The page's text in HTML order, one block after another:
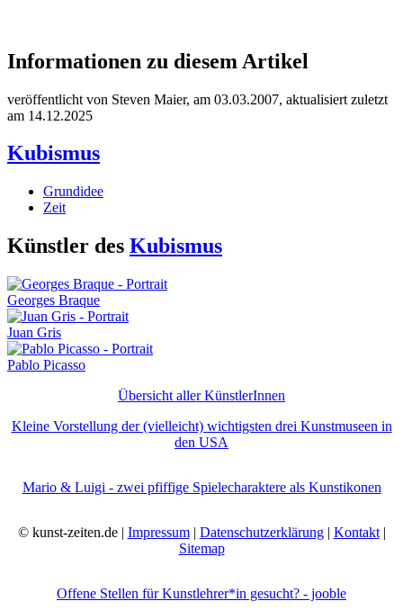
Informationen zu diesem Artikel
veröffentlicht von Steven Maier, am 03.03.2007, aktualisiert zuletzt
am 14.12.2025
Kubismus
Grundidee
Zeit
Künstler des Kubismus
Georges Braque
Juan Gris
Pablo Picasso
Übersicht aller KünstlerInnen
Kleine Vorstellung der (vielleicht) wichtigsten drei Kunstmuseen in
den USA
Mario & Luigi - zwei pfiffige Spielecharaktere als Kunstikonen
© kunst-zeiten.de | Impressum| Datenschutzerklärung| Kontakt|
Sitemap
Offene Stellen für Kunstlehrer*in gesucht? - jooble